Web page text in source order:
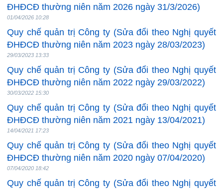
ĐHĐCĐ thường niên năm 2026 ngày 31/3/2026)
01/04/2026 10:28
Quy chế quản trị Công ty (Sửa đổi theo Nghị quyết
ĐHĐCĐ thường niên năm 2023 ngày 28/03/2023)
29/03/2023 13:33
Quy chế quản trị Công ty (Sửa đổi theo Nghị quyết
ĐHĐCĐ thường niên năm 2022 ngày 29/03/2022)
30/03/2022 15:30
Quy chế quản trị Công ty (Sửa đổi theo Nghị quyết
ĐHĐCĐ thường niên năm 2021 ngày 13/04/2021)
14/04/2021 17:23
Quy chế quản trị Công ty (Sửa đổi theo Nghị quyết
ĐHĐCĐ thường niên năm 2020 ngày 07/04/2020)
07/04/2020 18:42
Quy chế quản trị Công ty (Sửa đổi theo Nghị quyết